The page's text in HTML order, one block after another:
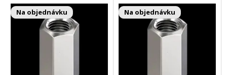
Na objednávku
Na objednávku